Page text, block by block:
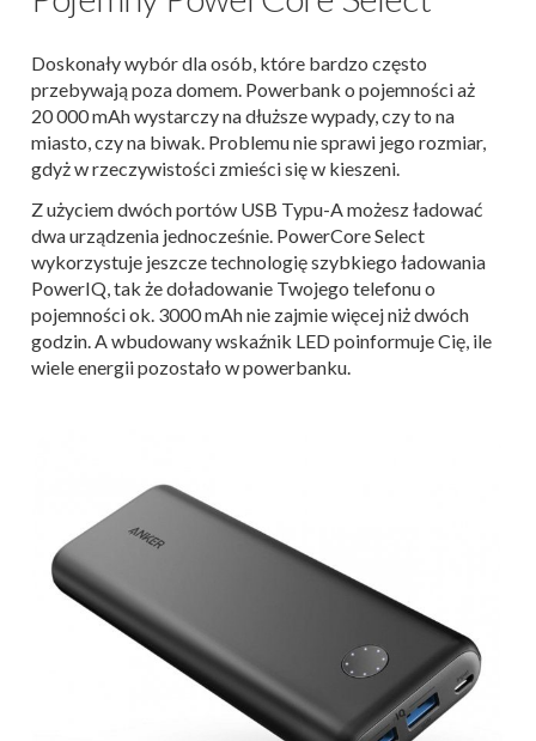
Doskonały wybór dla osób, które bardzo często
przebywają poza domem. Powerbank o pojemności aż
20 000 mAh wystarczy na dłuższe wypady, czy to na
miasto, czy na biwak. Problemu nie sprawi jego rozmiar,
gdyż w rzeczywistości zmieści się w kieszeni.
Z użyciem dwóch portów USB Typu-A możesz ładować
dwa urządzenia jednocześnie. PowerCore Select
wykorzystuje jeszcze technologię szybkiego ładowania
PowerIQ, tak że doładowanie Twojego telefonu o
pojemności ok. 3000 mAh nie zajmie więcej niż dwóch
godzin. A wbudowany wskaźnik LED poinformuje Cię, ile
wiele energii pozostało w powerbanku.